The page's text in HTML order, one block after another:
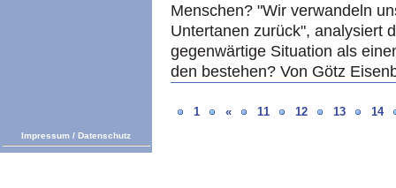
Menschen? "Wir verwandeln
Untertanen zurück", analysiert
gegenwärtige Situation als
den bestehen? Von Götz
1 « 11 12 13 14
Impressum / Datenschutz